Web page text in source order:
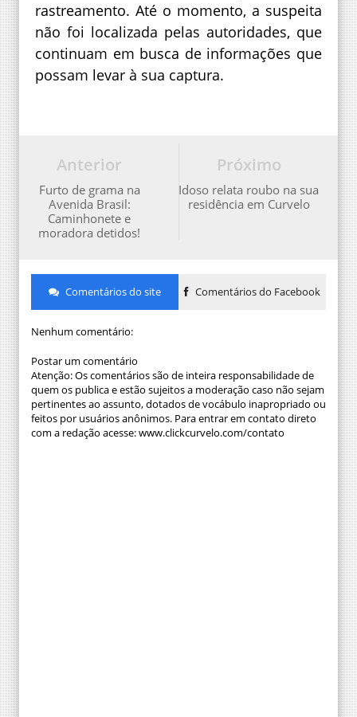
rastreamento. Até o momento, a suspeita
não foi localizada pelas autoridades, que
continuam em busca de informações que
possam levar à sua captura.
Próximo
Idoso relata roubo na sua
residência em Curvelo
Anterior
Furto de grama na
Avenida Brasil:
Caminhonete e
moradora detidos!
Comentários do site Comentários do Facebook
Nenhum comentário:
Postar um comentário
Atenção: Os comentários são de inteira responsabilidade de
quem os publica e estão sujeitos a moderação caso não sejam
pertinentes ao assunto, dotados de vocábulo inapropriado ou
feitos por usuários anônimos. Para entrar em contato direto
com a redação acesse: www.clickcurvelo.com/contato